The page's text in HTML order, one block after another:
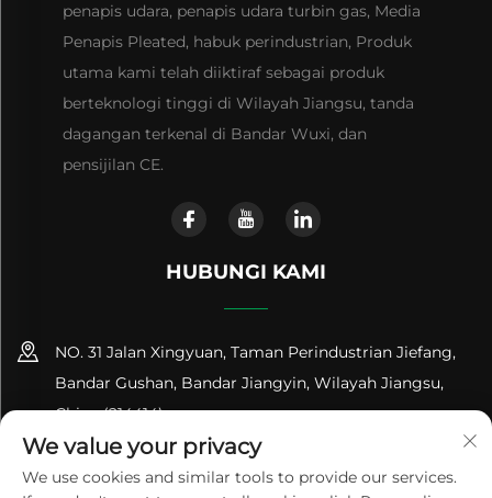
penapis udara, penapis udara turbin gas, Media
Penapis Pleated, habuk perindustrian, Produk
utama kami telah diiktiraf sebagai produk
berteknologi tinggi di Wilayah Jiangsu, tanda
dagangan terkenal di Bandar Wuxi, dan
pensijilan CE.
HUBUNGI KAMI
NO. 31 Jalan Xingyuan, Taman Perindustrian Jiefang,
Bandar Gushan, Bandar Jiangyin, Wilayah Jiangsu,
China (214414)
+86-18961600368
We value your privacy
We use cookies and similar tools to provide our services.